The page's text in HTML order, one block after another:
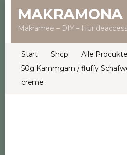
MAKRAMONA
Makramee – DIY –
Start Shop
Alle Produkte
50g Kammgarn / fluffy
creme